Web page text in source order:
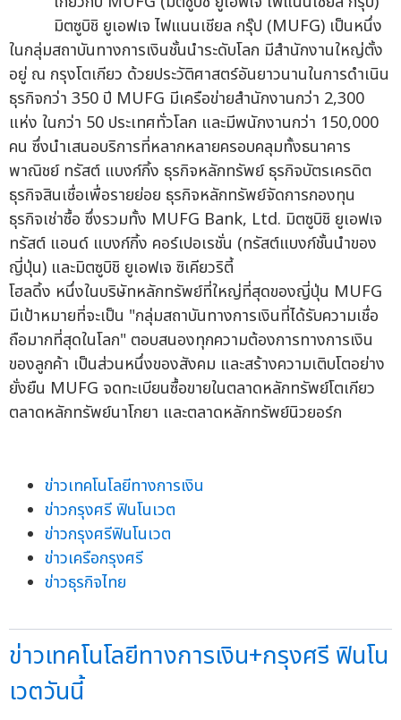
มิตซูบิชิ ยูเอฟเจ ไฟแนนเชียล กรุ๊ป (MUFG) เป็นหนึ่ง
ในกลุ่มสถาบันทางการเงินชั้นนำระดับโลก มีสำนักงานใหญ่ตั้ง
อยู่ ณ กรุงโตเกียว ด้วยประวัติศาสตร์อันยาวนานในการดำเนิน
ธุรกิจกว่า 350 ปี MUFG มีเครือข่ายสำนักงานกว่า 2,300
แห่ง ในกว่า 50 ประเทศทั่วโลก และมีพนักงานกว่า 150,000
คน ซึ่งนำเสนอบริการที่หลากหลายครอบคลุมทั้งธนาคาร
พาณิชย์ ทรัสต์ แบงก์กิ้ง ธุรกิจหลักทรัพย์ ธุรกิจบัตรเครดิต
ธุรกิจสินเชื่อเพื่อรายย่อย ธุรกิจหลักทรัพย์จัดการกองทุน
ธุรกิจเช่าซื้อ ซึ่งรวมทั้ง MUFG Bank, Ltd. มิตซูบิชิ ยูเอฟเจ
ทรัสต์ แอนด์ แบงก์กิ้ง คอร์เปอเรชั่น (ทรัสต์แบงก์ชั้นนำของ
ญี่ปุ่น) และมิตซูบิชิ ยูเอฟเจ ซิเคียวริตี้
โฮลดิ้ง หนึ่งในบริษัทหลักทรัพย์ที่ใหญ่ที่สุดของญี่ปุ่น MUFG
มีเป้าหมายที่จะเป็น "กลุ่มสถาบันทางการเงินที่ได้รับความเชื่อ
ถือมากที่สุดในโลก" ตอบสนองทุกความต้องการทางการเงิน
ของลูกค้า เป็นส่วนหนึ่งของสังคม และสร้างความเติบโตอย่าง
ยั่งยืน MUFG จดทะเบียนซื้อขายในตลาดหลักทรัพย์โตเกียว
ตลาดหลักทรัพย์นาโกยา และตลาดหลักทรัพย์นิวยอร์ก
ข่าวเทคโนโลยีทางการเงิน
ข่าวกรุงศรี ฟินโนเวต
ข่าวกรุงศรีฟินโนเวต
ข่าวเครือกรุงศรี
ข่าวธุรกิจไทย
ข่าวเทคโนโลยีทางการเงิน+กรุงศรี ฟินโน
เวตวันนี้